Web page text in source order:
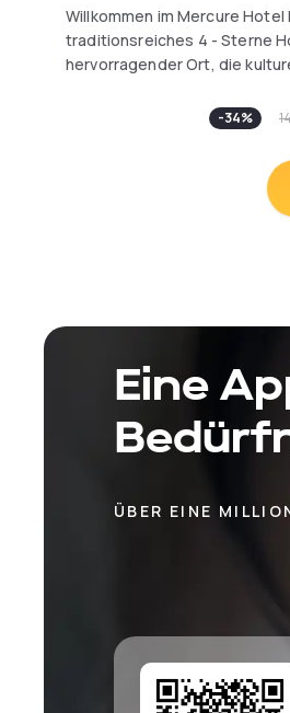
Willkommen im Mercure Hotel
traditionsreiches 4 - Sterne
hervorragender Ort, die
Hotel liegt nur wenige
historischem und neuem
den Alten Markt mit Cafés
Thiergalerie, Oper,
Dortmunder U erreichen Sie
-34%
Eine
ÜBER EINE